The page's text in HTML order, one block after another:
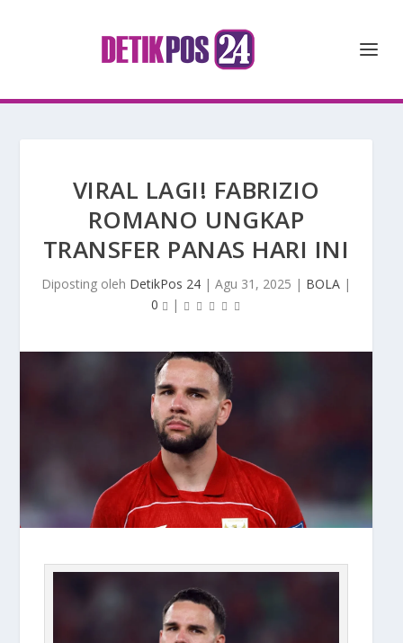
VIRAL LAGI! FABRIZIO
ROMANO UNGKAP
TRANSFER PANAS HARI INI
Diposting oleh DetikPos 24 | Agu 31, 2025 | BOLA |
0
|